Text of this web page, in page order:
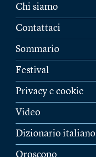
Chi siamo
Contattaci
Sommario
Festival
Privacy e cookie
Video
Dizionario italiano
Oroscopo